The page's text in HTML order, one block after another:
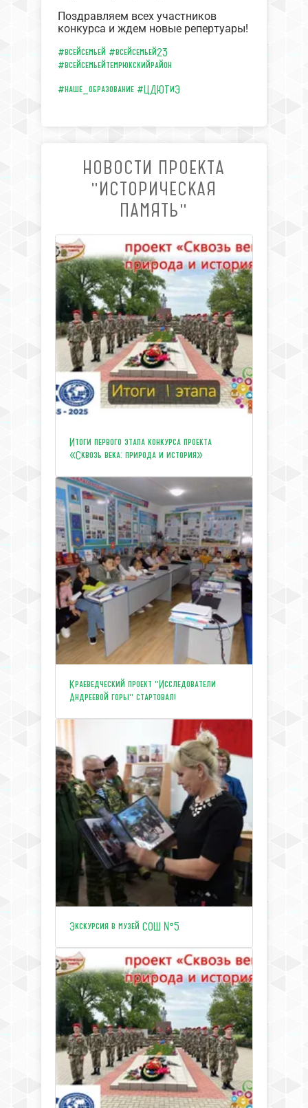
Поздравляем всех участников
конкурса и ждем новые репертуары!
#всейсемьей #всейсемьей23
#всейсемьейтемрюкскийрайон
#наше_образование #ЦДЮТиЭ
НОВОСТИ ПРОЕКТА
"ИСТОРИЧЕСКАЯ
ПАМЯТЬ"
Итоги первого этапа конкурса проекта
«Сквозь века: природа и история»
Краеведческий проект "Исследователи
Андреевой горы" стартовал!
Экскурсия в музей СОШ №5